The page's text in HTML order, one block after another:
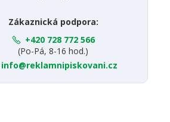
Zákaznická podpora:
+420 728 772 566
(Po-Pá, 8-16 hod.)
info@reklamnipiskovani.cz